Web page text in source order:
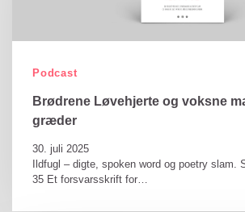
Podcast
Brødrene Løvehjerte og voksne
græder
30. juli 2025
Ildfugl – digte, spoken word og poetry slam.
35 Et forsvarsskrift for…